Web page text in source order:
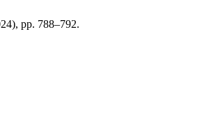
pp. 788–792.